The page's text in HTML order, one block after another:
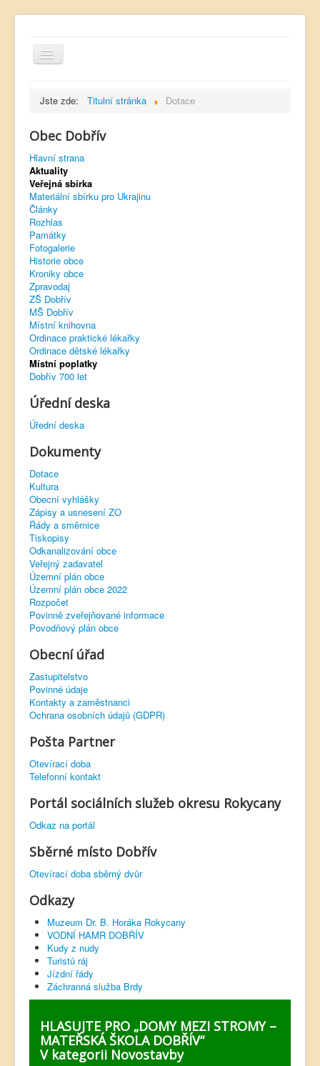
Kontakt
Úřední deska
Dobřívský zpravodaj
Rozhlas
Sokol Dobřív
Ubytování
Obec Pavlovsko
Virtuální prohlídka
Jste zde: Titulní stránka Dotace
Obec Dobřív
Hlavní strana
Aktuality
Veřejná sbírka
Materiální sbírku pro Ukrajinu
Články
Rozhlas
Památky
Fotogalerie
Historie obce
Kroniky obce
Zpravodaj
ZŠ Dobřív
MŠ Dobřív
Místní knihovna
Ordinace praktické lékařky
Ordinace dětské lékařky
Místní poplatky
Dobřív 700 let
Úřední deska
Úřední deska
Dokumenty
Dotace
Kultura
Obecní vyhlášky
Zápisy a usnesení ZO
Řády a směrnice
Tiskopisy
Odkanalizování obce
Veřejný zadavatel
Územní plán obce
Územní plán obce 2022
Rozpočet
Povinně zveřejňované informace
Povodňový plán obce
Obecní úřad
Zastupitelstvo
Povinné údaje
Kontakty a zaměstnanci
Ochrana osobních údajů (GDPR)
Pošta Partner
Otevírací doba
Telefonní kontakt
Portál sociálních služeb okresu Rokycany
Odkaz na portál
Sběrné místo Dobřív
Otevírací doba sběrný dvůr
Odkazy
Muzeum Dr. B. Horáka Rokycany
VODNÍ HAMR DOBŘÍV
Kudy z nudy
Turistů ráj
Jízdní řády
Záchranná služba Brdy
HLASUJTE PRO „DOMY MEZI STROMY –
MATEŘSKÁ ŠKOLA DOBŘÍV“
V kategorii Novostavby